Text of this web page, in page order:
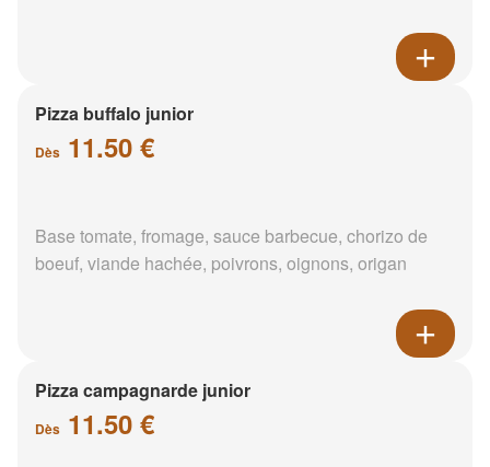
Pizza buffalo junior
Dès 11.50 €
Base tomate, fromage, sauce barbecue, chorizo de
boeuf, viande hachée, poivrons, oignons, origan
Pizza campagnarde junior
Dès 11.50 €